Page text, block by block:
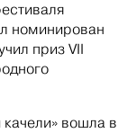
номинирован
приз VII
качели» вошла в